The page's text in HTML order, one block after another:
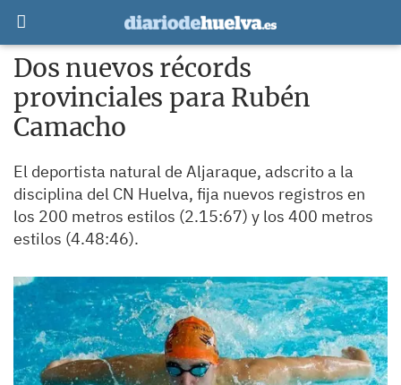
Dos nuevos récords
provinciales para Rubén
Camacho
El deportista natural de Aljaraque, adscrito a la
disciplina del CN Huelva, fija nuevos registros en
los 200 metros estilos (2.15:67) y los 400 metros
estilos (4.48:46).